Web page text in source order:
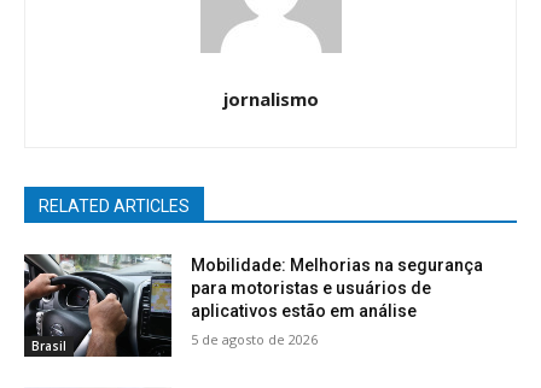
jornalismo
RELATED ARTICLES
Brasil
Mobilidade: Melhorias na segurança
para motoristas e usuários de
aplicativos estão em análise
5 de agosto de 2026